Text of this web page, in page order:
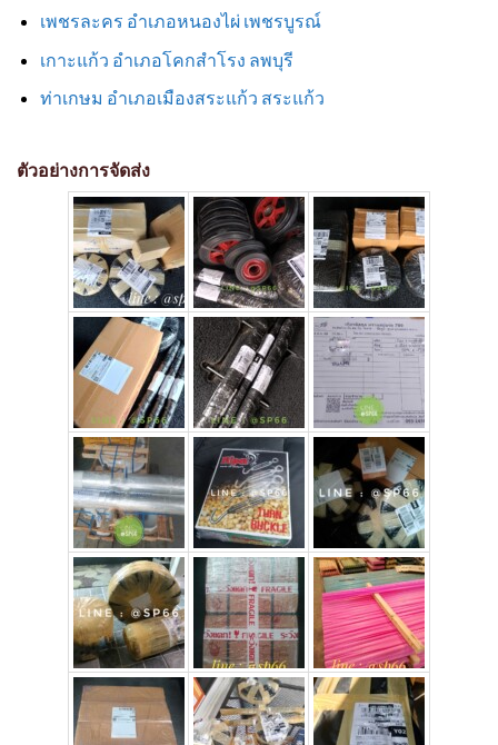
เพชรละคร อำเภอหนองไผ่ เพชรบูรณ์
เกาะแก้ว อำเภอโคกสำโรง ลพบุรี
ท่าเกษม อำเภอเมืองสระแก้ว สระแก้ว
ตัวอย่างการจัดส่ง